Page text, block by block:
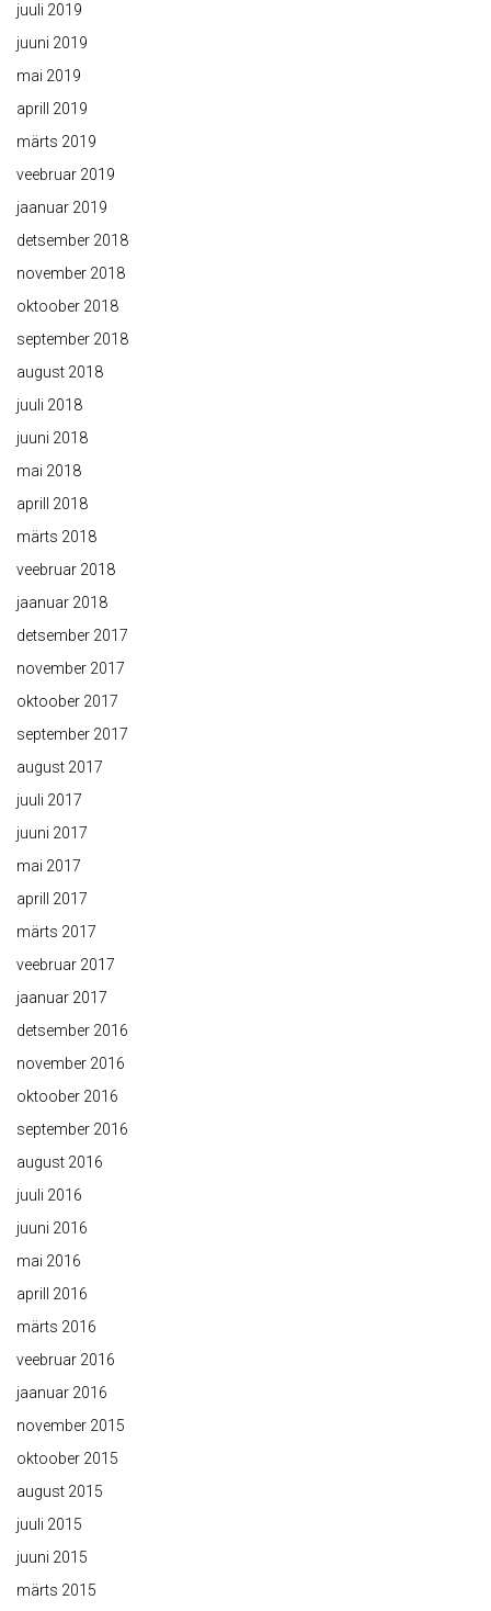
juuli 2019
juuni 2019
mai 2019
aprill 2019
märts 2019
veebruar 2019
jaanuar 2019
detsember 2018
november 2018
oktoober 2018
september 2018
august 2018
juuli 2018
juuni 2018
mai 2018
aprill 2018
märts 2018
veebruar 2018
jaanuar 2018
detsember 2017
november 2017
oktoober 2017
september 2017
august 2017
juuli 2017
juuni 2017
mai 2017
aprill 2017
märts 2017
veebruar 2017
jaanuar 2017
detsember 2016
november 2016
oktoober 2016
september 2016
august 2016
juuli 2016
juuni 2016
mai 2016
aprill 2016
märts 2016
veebruar 2016
jaanuar 2016
november 2015
oktoober 2015
august 2015
juuli 2015
juuni 2015
märts 2015